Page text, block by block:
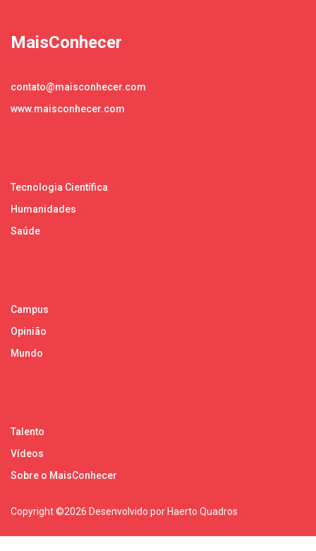
MaisConhecer
contato@maisconhecer.com
www.maisconhecer.com
Tecnologia Científica
Humanidades
Saúde
Campus
Opinião
Mundo
Talento
Vídeos
Sobre o MaisConhecer
Copyright ©2026 Desenvolvido por Haerto Quadros